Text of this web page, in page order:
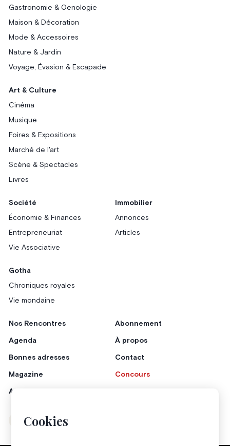
Cookies
Gastronomie & Oenologie
Maison & Décoration
Mode & Accessoires
Nature & Jardin
Voyage, Évasion & Escapade
Art & Culture
Cinéma
Musique
Foires & Expositions
Marché de l'art
Scène & Spectacles
Livres
Société
Économie & Finances
Entrepreneuriat
Vie Associative
Immobilier
Annonces
Articles
Gotha
Chroniques royales
Vie mondaine
Nos Rencontres
Agenda
Bonnes adresses
Magazine
Annonceurs
Abonnement
À propos
Contact
Concours
Instagram